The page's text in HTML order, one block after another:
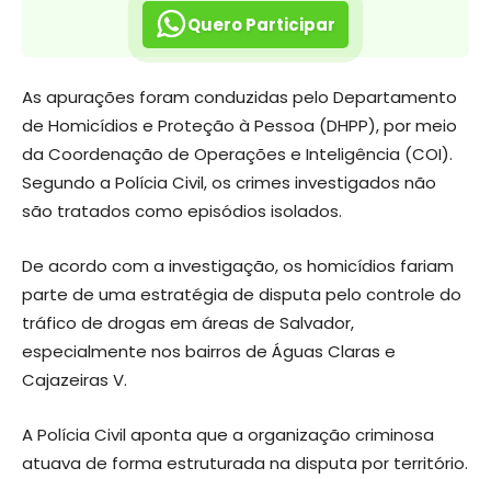
Quero Participar
As apurações foram conduzidas pelo Departamento
de Homicídios e Proteção à Pessoa (DHPP), por meio
da Coordenação de Operações e Inteligência (COI).
Segundo a Polícia Civil, os crimes investigados não
são tratados como episódios isolados.
De acordo com a investigação, os homicídios fariam
parte de uma estratégia de disputa pelo controle do
tráfico de drogas em áreas de Salvador,
especialmente nos bairros de Águas Claras e
Cajazeiras V.
A Polícia Civil aponta que a organização criminosa
atuava de forma estruturada na disputa por território.